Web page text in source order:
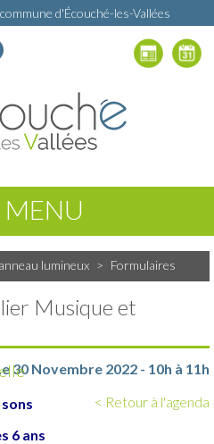
d'Écouché-les-Vallées
MENU
lumineux > Formulaires
Musique et
30 Novembre 2022 - 10h à 11h
< Retour à l'agenda
6 ans